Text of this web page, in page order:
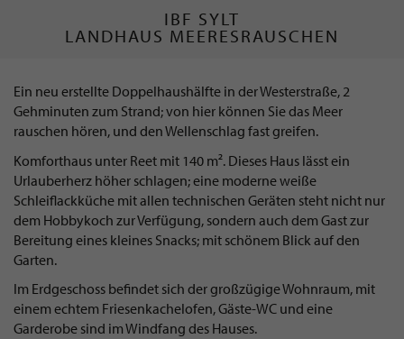
IBF SYLT
LANDHAUS MEERESRAUSCHEN
Ein neu erstellte Doppelhaushälfte in der Westerstraße, 2
Gehminuten zum Strand; von hier können Sie das Meer
rauschen hören, und den Wellenschlag fast greifen.
Komforthaus unter Reet mit 140 m². Dieses Haus lässt ein
Urlauberherz höher schlagen; eine moderne weiße
Schleiflackküche mit allen technischen Geräten steht nicht nur
dem Hobbykoch zur Verfügung, sondern auch dem Gast zur
Bereitung eines kleines Snacks; mit schönem Blick auf den
Garten.
Im Erdgeschoss befindet sich der großzügige Wohnraum, mit
einem echtem Friesenkachelofen, Gäste-WC und eine
Garderobe sind im Windfang des Hauses.